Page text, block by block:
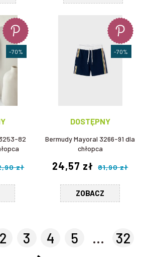
82
zł
-70%
DOSTĘPNY
Bermudy Mayoral 3266-91 dla
chłopca
24,57 zł 81,90 zł
ZOBACZ
-70%
2 3 4 5 ... 32